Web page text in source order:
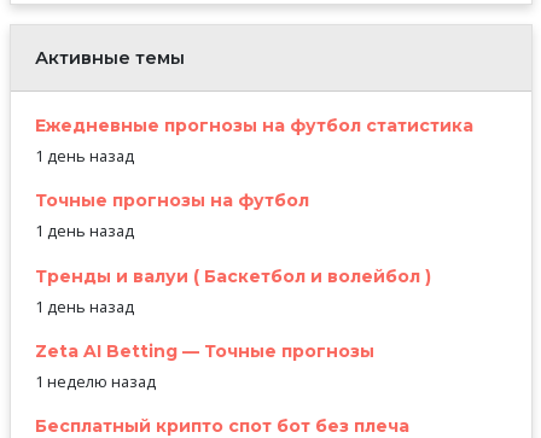
Активные темы
Ежедневные прогнозы на футбол статистика
1 день назад
Точные прогнозы на футбол
1 день назад
Тренды и валуи ( Баскетбол и волейбол )
1 день назад
Zeta AI Betting — Точные прогнозы
1 неделю назад
Бесплатный крипто спот бот без плеча